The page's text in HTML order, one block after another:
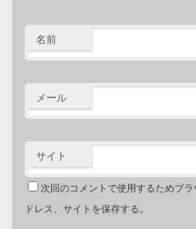
名前
メール
サイト
次回のコメントで使用するためブ
ドレス、サイトを保存する。